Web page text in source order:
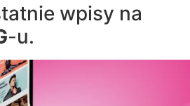
wpisy na
-u.